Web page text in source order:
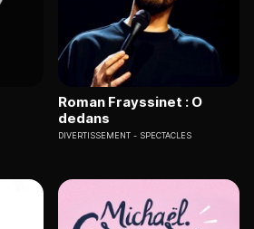
Roman Frayssinet : O
dedans
DIVERTISSEMENT SPECTACLES